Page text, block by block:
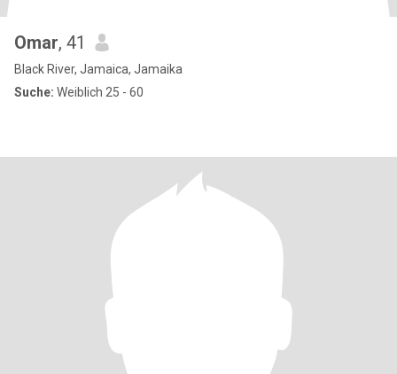
Omar, 41
Black River, Jamaica, Jamaika
Suche: Weiblich 25 - 60